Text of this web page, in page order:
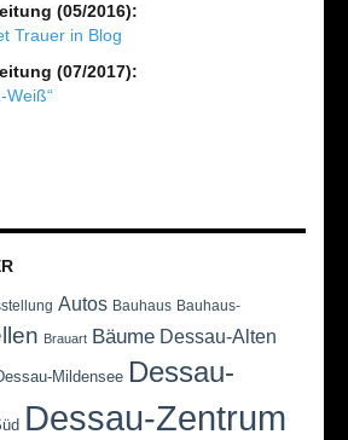
(05/2016):
Trauer in Blog
(07/2017):
Weiß“
Autos Bauhaus Bauhaus-
Brauart Bäume Dessau-Alten
Mildensee Dessau-
Dessau-Zentrum